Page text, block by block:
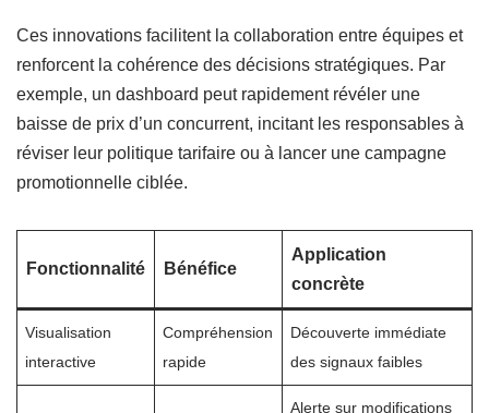
Ces innovations facilitent la collaboration entre équipes et
renforcent la cohérence des décisions stratégiques. Par
exemple, un dashboard peut rapidement révéler une
baisse de prix d’un concurrent, incitant les responsables à
réviser leur politique tarifaire ou à lancer une campagne
promotionnelle ciblée.
Fonctionnalité Bénéfice
Application
concrète
Visualisation
interactive
Compréhension
rapide
Découverte immédiate
des signaux faibles
Alerte sur modifications